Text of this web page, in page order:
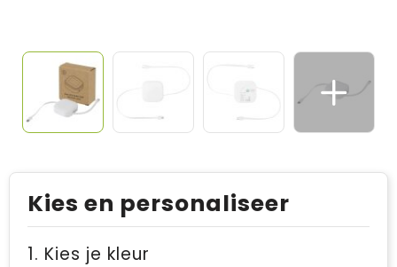
Kies en personaliseer
1. Kies je kleur